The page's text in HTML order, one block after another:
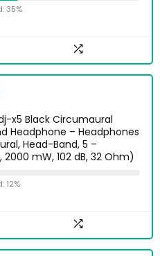
35%
x5 Black Circumaural
Headphone – Headphones
Head-Band, 5 –
2000 mW, 102 dB, 32 Ohm)
12%